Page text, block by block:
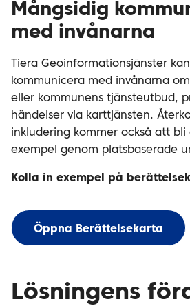
Mångsidig
med invånarna
Tiera Geoinformationsjänster
kommunicera med invånarna
eller kommunens tjänsteutbud,
händelser via karttjänsten.
inkludering kommer också att bli
exempel genom platsbaserade
Kolla in exempel på
Öppna Berättelsekarta
Lösningens